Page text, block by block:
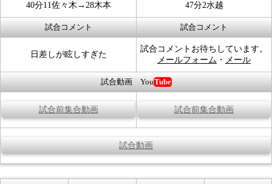
40分11佐々木→28木本 47分2水越
試合コメント 試合コメント
日差しが眩しすぎた
試合コメントお待ちしています。
メールフォーム ・ メール
試合動画 YouTube
試合前集合動画 試合前集合動画
試合動画